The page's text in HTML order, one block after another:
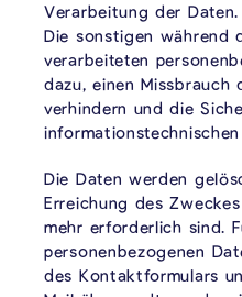
Verarbeitung der Daten.
Die sonstigen während
verarbeiteten
dazu, einen
verhindern und die
Die Daten werden
Erreichung des
mehr erforderlich sind.
personenbezogenen
des Kontaktformulars